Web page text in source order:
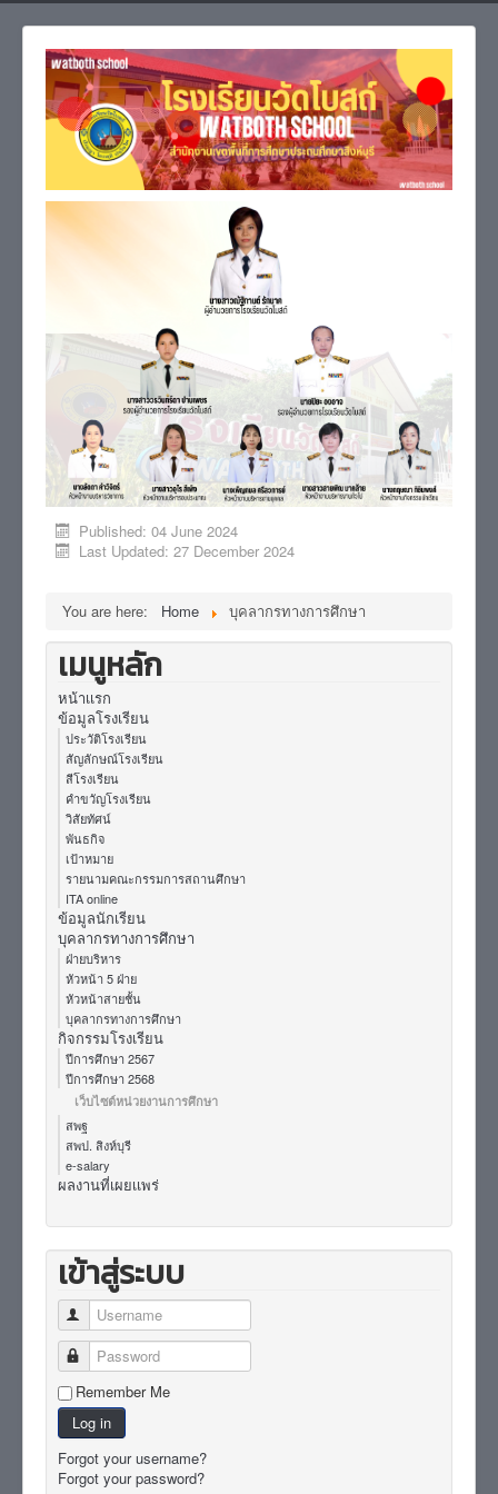
Published: 04 June 2024
Last Updated: 27 December 2024
You are here: Home บุคลากรทางการศึกษา
เมนูหลัก
หน้าเเรก
ข้อมูลโรงเรียน
ประวัติโรงเรียน
สัญลักษณ์โรงเรียน
สีโรงเรียน
คำขวัญโรงเรียน
วิสัยทัศน์
พันธกิจ
เป้าหมาย
รายนามคณะกรรมการสถานศึกษา
ITA online
ข้อมูลนักเรียน
บุคลากรทางการศึกษา
ฝ่ายบริหาร
หัวหน้า 5 ฝ่าย
หัวหน้าสายชั้น
บุคลากรทางการศึกษา
กิจกรรมโรงเรียน
ปีการศึกษา 2567
ปีการศึกษา 2568
เว็บไซต์หน่วยงานการศึกษา
สพฐ
สพป. สิงห์บุรี
e-salary
ผลงานที่เผยเเพร่
เข้าสู่ระบบ
Username
Password
Remember Me
Log in
Forgot your username?
Forgot your password?